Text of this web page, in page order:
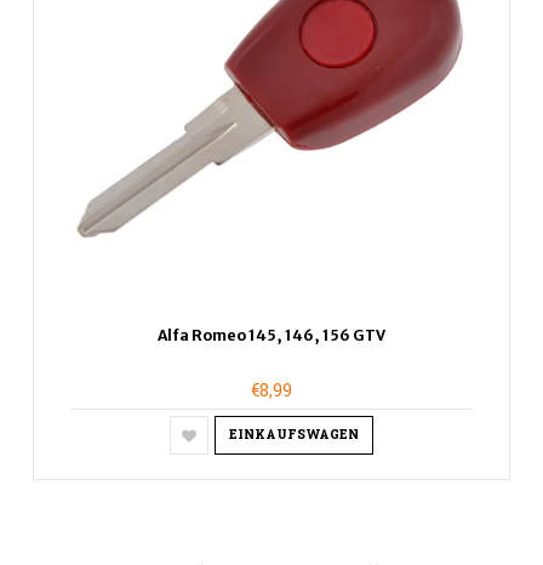
Alfa Romeo 145, 146, 156 GTV
€8,99
EINKAUFSWAGEN